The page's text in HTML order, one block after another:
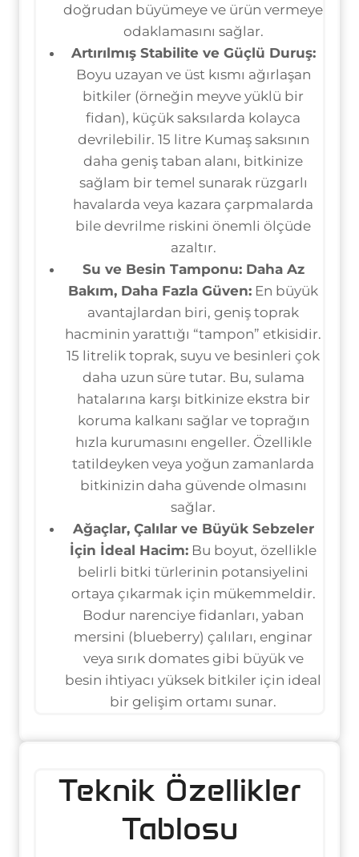
doğrudan büyümeye ve ürün vermeye
odaklamasını sağlar.
Artırılmış Stabilite ve Güçlü Duruş:
Boyu uzayan ve üst kısmı ağırlaşan
bitkiler (örneğin meyve yüklü bir
fidan), küçük saksılarda kolayca
devrilebilir. 15 litre Kumaş saksının
daha geniş taban alanı, bitkinize
sağlam bir temel sunarak rüzgarlı
havalarda veya kazara çarpmalarda
bile devrilme riskini önemli ölçüde
azaltır.
Su ve Besin Tamponu: Daha Az
Bakım, Daha Fazla Güven: En büyük
avantajlardan biri, geniş toprak
hacminin yarattığı “tampon” etkisidir.
15 litrelik toprak, suyu ve besinleri çok
daha uzun süre tutar. Bu, sulama
hatalarına karşı bitkinize ekstra bir
koruma kalkanı sağlar ve toprağın
hızla kurumasını engeller. Özellikle
tatildeyken veya yoğun zamanlarda
bitkinizin daha güvende olmasını
sağlar.
Ağaçlar, Çalılar ve Büyük Sebzeler
İçin İdeal Hacim: Bu boyut, özellikle
belirli bitki türlerinin potansiyelini
ortaya çıkarmak için mükemmeldir.
Bodur narenciye fidanları, yaban
mersini (blueberry) çalıları, enginar
veya sırık domates gibi büyük ve
besin ihtiyacı yüksek bitkiler için ideal
bir gelişim ortamı sunar.
Teknik Özellikler
Tablosu